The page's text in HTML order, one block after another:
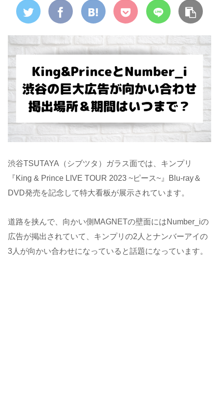
渋谷TSUTAYA（シブツタ）ガラス面では、キンプリ
『King & Prince LIVE TOUR 2023 ~ピース~』Blu-ray＆
DVD発売を記念して特大看板が展示されています。
道路を挟んで、向かい側MAGNETの壁面にはNumber_iの
広告が掲出されていて、キンプリの2人とナンバーアイの
3人が向かい合わせになっていると話題になっています。